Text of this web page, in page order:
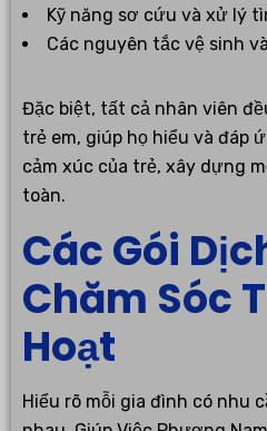
Kỹ năng sơ cứu và xử lý
Các nguyên tắc vệ sinh
Đặc biệt, tất cả nhân viên
trẻ em, giúp họ hiểu và đáp
cảm xúc của trẻ, xây dựng
toàn.
Các Gói
Chăm Sóc
Hoạt
Hiểu rõ mỗi gia đình có nhu